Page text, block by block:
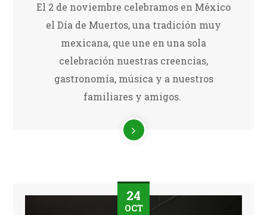
El 2 de noviembre celebramos en México
el Día de Muertos, una tradición muy
mexicana, que une en una sola
celebración nuestras creencias,
gastronomía, música y a nuestros
familiares y amigos.
24
OCT